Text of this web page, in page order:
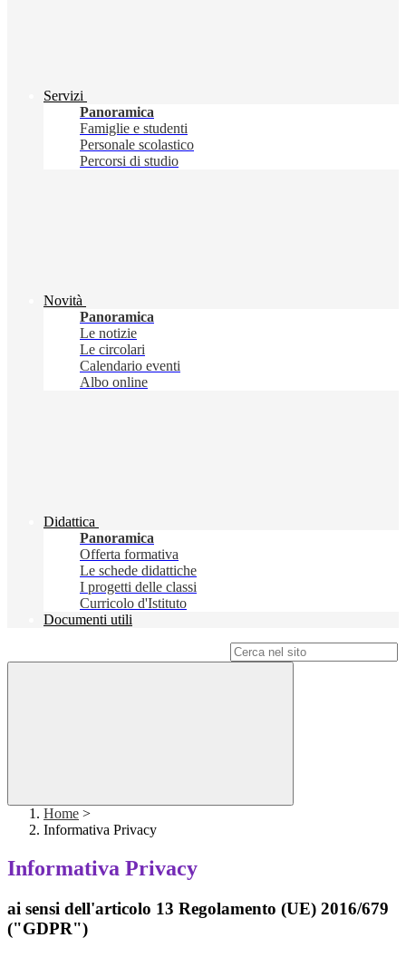
Servizi
Panoramica
Famiglie e studenti
Personale scolastico
Percorsi di studio
Novità
Panoramica
Le notizie
Le circolari
Calendario eventi
Albo online
Didattica
Panoramica
Offerta formativa
Le schede didattiche
I progetti delle classi
Curricolo d'Istituto
Documenti utili
Home >
Informativa Privacy
Informativa Privacy
ai sensi dell'articolo 13 Regolamento (UE) 2016/679
("GDPR")